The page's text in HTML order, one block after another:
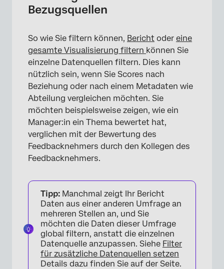
×
Bezugsquellen
So wie Sie filtern können, Bericht oder eine
gesamte Visualisierung filtern können Sie
einzelne Datenquellen filtern. Dies kann
nützlich sein, wenn Sie Scores nach
Beziehung oder nach einem Metadaten wie
Abteilung vergleichen möchten. Sie
möchten beispielsweise zeigen, wie ein
Manager:in ein Thema bewertet hat,
verglichen mit der Bewertung des
Feedbacknehmers durch den Kollegen des
Feedbacknehmers.
Tipp: Manchmal zeigt Ihr Bericht
Daten aus einer anderen Umfrage an
mehreren Stellen an, und Sie
möchten die Daten dieser Umfrage
global filtern, anstatt die einzelnen
Datenquelle anzupassen. Siehe Filter
für zusätzliche Datenquellen setzen
Details dazu finden Sie auf der Seite.